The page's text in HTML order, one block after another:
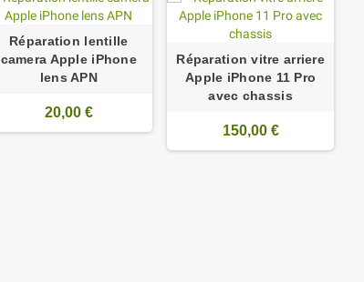
Réparation lentille
camera Apple iPhone
lens APN
20,00 €
Réparation vitre arriere
Apple iPhone 11 Pro
avec chassis
150,00 €